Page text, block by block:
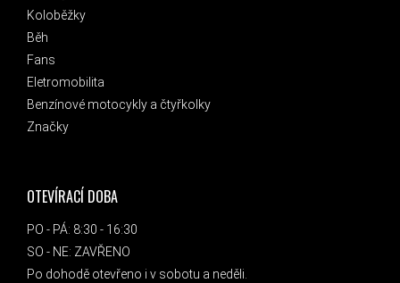
Koloběžky
Běh
Fans
Eletromobilita
Benzínové motocykly a čtyřkolky
Značky
OTEVÍRACÍ DOBA
PO - PÁ: 8:30 - 16:30
SO - NE: ZAVŘENO
Po dohodě otevřeno i v sobotu a neděli.